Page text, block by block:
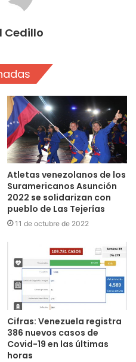
Cedillo
Atletas venezolanos de los
Suramericanos Asunción
2022 se solidarizan con
pueblo de Las Tejerías
11 de octubre de 2022
Cifras: Venezuela registra
386 nuevos casos de
Covid-19 en las últimas
horas